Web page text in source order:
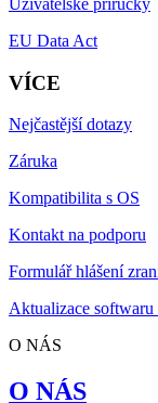
EU Data Act
VÍCE
Nejčastější dotazy
Záruka
Kompatibilita s OS
Kontakt na podporu
Formulář hlášení
Aktualizace
O NÁS
O NÁS